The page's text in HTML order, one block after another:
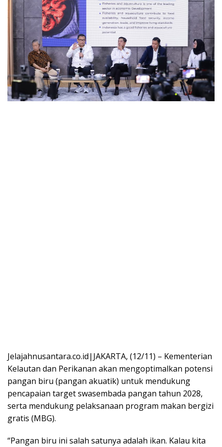
Jelajahnusantara.co.id|JAKARTA, (12/11) – Kementerian
Kelautan dan Perikanan akan mengoptimalkan potensi
pangan biru (pangan akuatik) untuk mendukung
pencapaian target swasembada pangan tahun 2028,
serta mendukung pelaksanaan program makan bergizi
gratis (MBG).
“Pangan biru ini salah satunya adalah ikan. Kalau kita